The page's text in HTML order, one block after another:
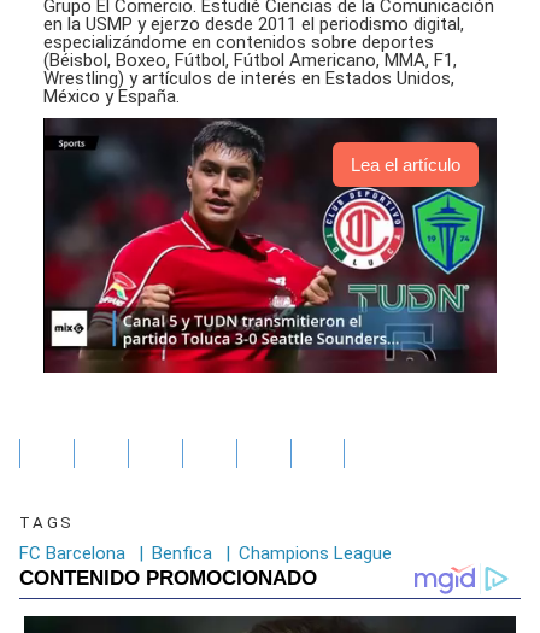
Grupo El Comercio. Estudié Ciencias de la Comunicación
en la USMP y ejerzo desde 2011 el periodismo digital,
especializándome en contenidos sobre deportes
(Béisbol, Boxeo, Fútbol, Fútbol Americano, MMA, F1,
Wrestling) y artículos de interés en Estados Unidos,
México y España.
Lea el artículo
TAGS
FC Barcelona | Benfica | Champions League